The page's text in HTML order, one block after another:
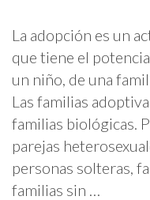
La adopción es un
que tiene el
un niño, de una
Las familias
familias biológicas.
parejas
personas solteras,
familias sin …